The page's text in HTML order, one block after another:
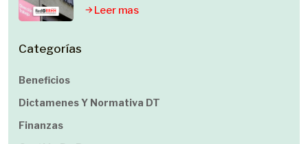
Leer mas
Categorías
Beneficios
Dictamenes Y Normativa DT
Finanzas